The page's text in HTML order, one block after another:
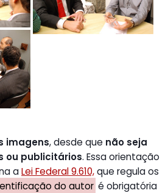
imagens, desde que não seja
ou publicitários. Essa orientação
aLei Federal 9.610,que regula os
do autor é obrigatória